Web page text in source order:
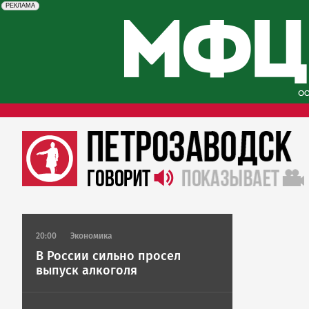
erid: 2SDnjcySKKc
РЕКЛАМА
Реклама
20:00 Экономика
В России сильно просел
выпуск алкоголя